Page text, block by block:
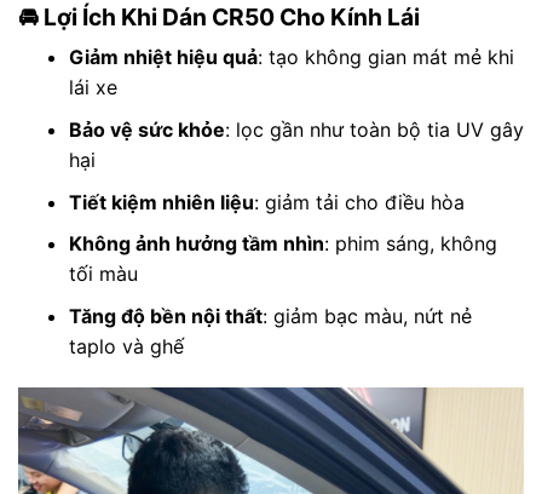
🚘 Lợi Ích Khi Dán CR50 Cho Kính Lái
Giảm nhiệt hiệu quả: tạo không gian mát mẻ khi
lái xe
Bảo vệ sức khỏe: lọc gần như toàn bộ tia UV gây
hại
Tiết kiệm nhiên liệu: giảm tải cho điều hòa
Không ảnh hưởng tầm nhìn: phim sáng, không
tối màu
Tăng độ bền nội thất: giảm bạc màu, nứt nẻ
taplo và ghế